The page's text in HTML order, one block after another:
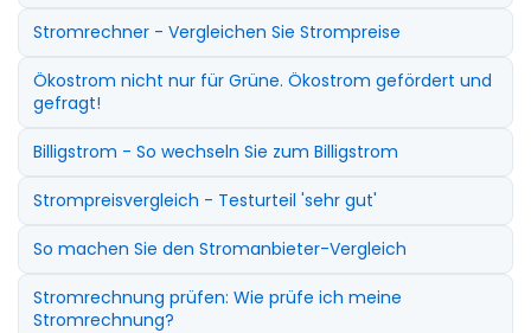
Stromrechner - Vergleichen Sie Strompreise
Ökostrom nicht nur für Grüne. Ökostrom gefördert und
gefragt!
Billigstrom - So wechseln Sie zum Billigstrom
Strompreisvergleich - Testurteil 'sehr gut'
So machen Sie den Stromanbieter-Vergleich
Stromrechnung prüfen: Wie prüfe ich meine
Stromrechnung?